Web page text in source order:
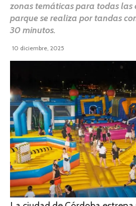
zonas temáticas para todas las
parque se realiza por tandas
30 minutos.
10 diciembre, 2025